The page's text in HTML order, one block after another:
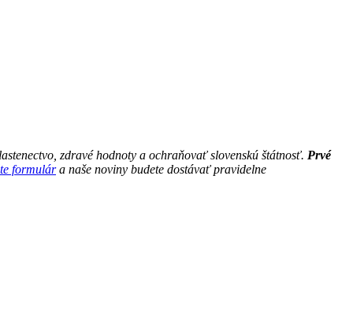
zdravé hodnoty a ochraňovať slovenskú štátnosť. Prvé
formulára naše noviny budete dostávať pravidelne